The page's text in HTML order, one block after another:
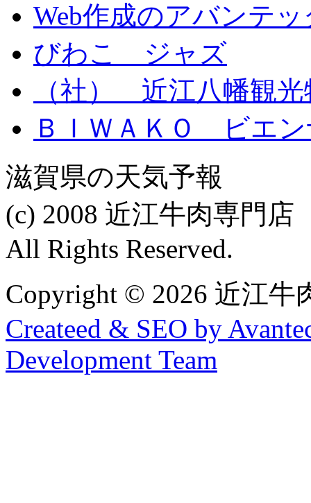
Web作成のアバンテッ
びわこ ジャズ
（社） 近江八幡観光
ＢＩＷＡＫＯ ビエン
滋賀県の天気予報
(c) 2008 近江牛肉専門
All Rights Reserved.
Copyright © 2026 近江
Createed & SEO by
Development Team